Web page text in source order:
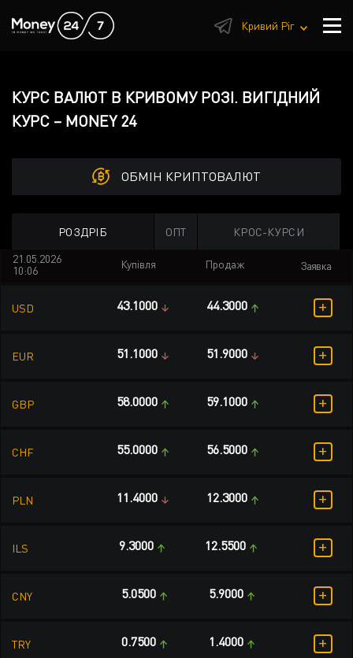
Кривий Ріг
КУРС ВАЛЮТ В КРИВОМУ РОЗІ. ВИГІДНИЙ
КУРС – MONEY 24
РОЗДРІБ ОПТ КРОС-КУРСИ
ОБМІН КРИПТОВАЛЮТ
21.05.2026
10:06
Купівля Продаж Заявка
USD 43.1000 44.3000 +
EUR 51.1000 51.9000 +
GBP 58.0000 59.1000 +
CHF 55.0000 56.5000 +
PLN 11.4000 12.3000 +
ILS 9.3000 12.5500 +
CNY 5.0500 5.9000 +
TRY 0.7500 1.4000 +